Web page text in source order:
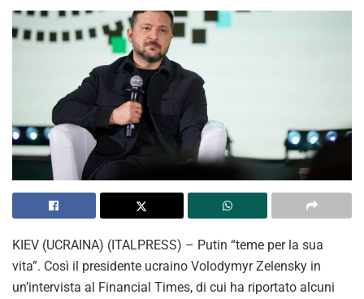
KIEV (UCRAINA) (ITALPRESS) – Putin “teme per la sua
vita”. Così il presidente ucraino Volodymyr Zelensky in
un’intervista al Financial Times, di cui ha riportato alcuni